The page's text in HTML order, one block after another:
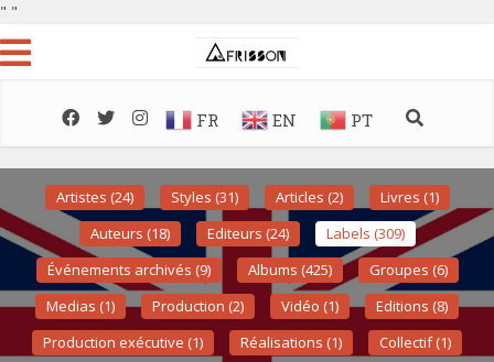
" "
FR EN PT
Artistes (24) Styles (31) Articles (2)
Livres (1)
Auteurs (18)
Editeurs (24)
Labels (309)
Événements archivés (9)
Albums (425)
Groupes (6)
Medias (1)
Production (2) Vidéo (1)
Editions (8)
Production exécutive (1)
Réalisations (1) Collectif (1)